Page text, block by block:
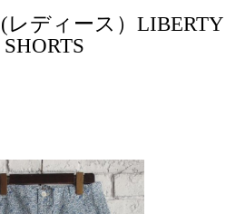
(レディース）LIBERTY